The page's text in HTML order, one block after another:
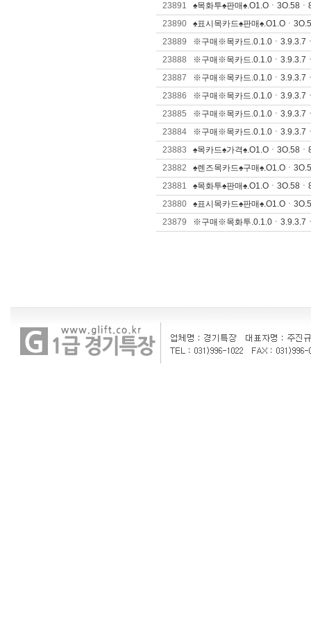
23891
♠목화투♠판매♠.O1.Oㆍ3O.58
23890
♠표시목카드♠판매♠.O1.Oㆍ
23889
※구매※목카드.0.1.0ㆍ3.9.3.7
23888
※구매※목카드.0.1.0ㆍ3.9.3.7
23887
※구매※목카드.0.1.0ㆍ3.9.3.7
23886
※구매※목카드.0.1.0ㆍ3.9.3.7
23885
※구매※목카드.0.1.0ㆍ3.9.3.7
23884
※구매※목카드.0.1.0ㆍ3.9.3.7
23883
♠목카드♠가격♠.O1.Oㆍ3O.58
23882
♠렌즈목카드♠구매♠.O1.Oㆍ
23881
♠목화투♠판매♠.O1.Oㆍ3O.58
23880
♠표시목카드♠판매♠.O1.Oㆍ
23879
※구매※목화투.0.1.0ㆍ3.9.3.7